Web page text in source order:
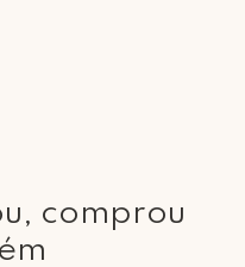
Segunda a Sexta-
comprou